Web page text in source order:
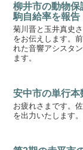
柳井市の動物
駒自給率を報告
菊川晋と玉井真史
をお伝えします。
れた音響アシスタ
ます。
安中市の単行本
お疲れさまです。
を出力いたします。